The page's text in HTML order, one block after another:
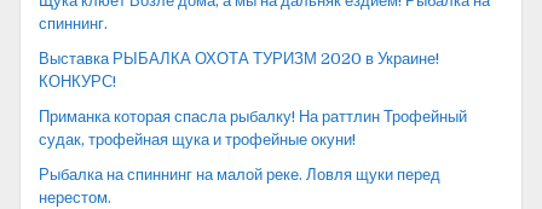
спиннинг.
Выставка РЫБАЛКА ОХОТА ТУРИЗМ 2020 в Украине!
КОНКУРС!
Приманка которая спасла рыбалку! На раттлин Трофейный
судак, трофейная щука и трофейные окуни!
Рыбалка на спиннинг на малой реке. Ловля щуки перед
нерестом.